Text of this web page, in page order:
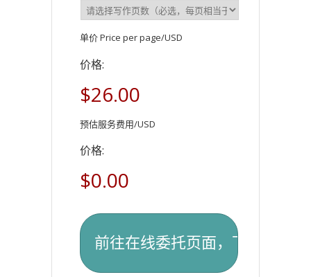
单价 Price per page/USD
价格:
$26.00
预估服务费用/USD
价格:
$0.00